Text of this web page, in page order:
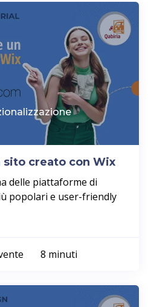
sito creato con Wix
delle piattaforme di
popolari e user-friendly
8 minuti